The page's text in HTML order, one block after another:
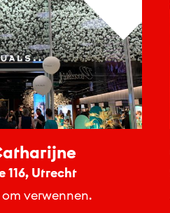
116, Utrecht
verwennen.